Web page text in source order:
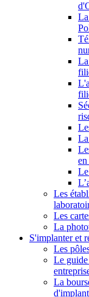
Les
Les
La
S'implanter et
Les
Le
La